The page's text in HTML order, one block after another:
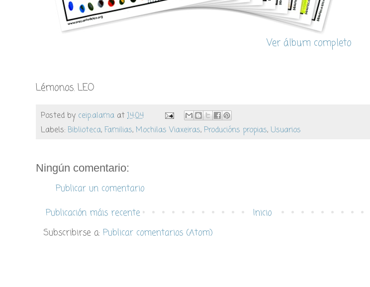
Ver álbum completo
Lémonos. LEO
Posted by ceip.alama at 14:04
Labels: Biblioteca, Familias, Mochilas Viaxeiras, Producións propias, Usuarios
Ningún comentario:
Publicar un comentario
Publicación máis recente
Inicio
Subscribirse a: Publicar comentarios (Atom)